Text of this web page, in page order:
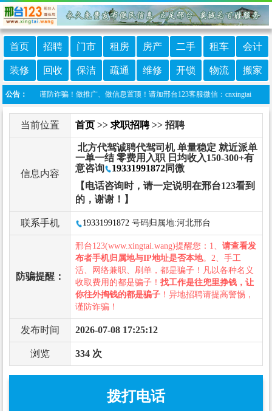
首页 招聘 门市 租房 房产 二手 租车 会计
装修 回收 保洁 疏通 维修 开锁 物流 搬家
公告：
警惕，谨防诈骗！做推广、做信息置顶！请加邢台123客服微信：cnxingtai
当前位置 首页 >> 求职招聘>> 招聘
信息内容
北方代驾诚聘代驾司机 单量稳定 就近派单
一单一结 零费用入职 日均收入150-300+有
意咨询
19331991872同微
【电话咨询时，请一定说明在邢台123看到
的，谢谢！】
联系手机 19331991872 号码归属地:河北邢台
防骗提醒：
邢台123(www.xingtai.wang)提醒您：1、 请查看发
布者手机归属地与IP地址是否本地。2、手工
活、网络兼职、刷单，都是骗子！凡以各种名义
收取费用的都是骗子！ 找工作是往兜里挣钱，让
你往外掏钱的都是骗子 ！异地招聘请提高警惕，
谨防诈骗！
发布时间 2026-07-08 17:25:12
浏览 334 次
拨打电话